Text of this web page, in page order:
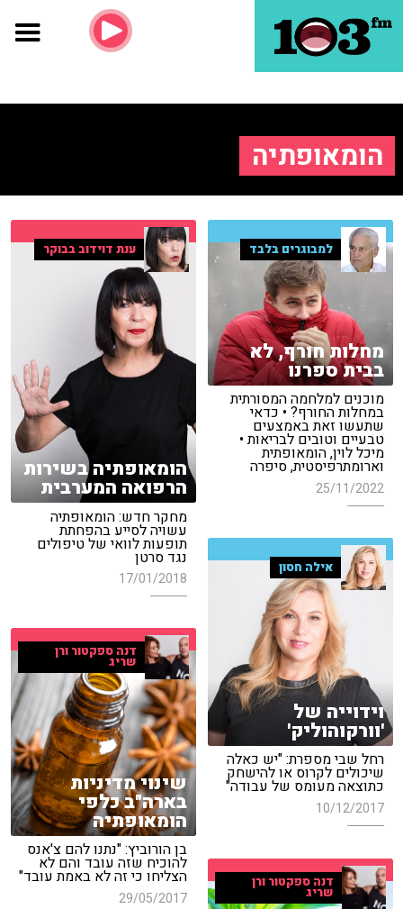
הומאופתיה
למבוגרים בלבד
מחלות חורף, לא
בבית ספרנו
מוכנים למלחמה המסורתית
במחלות החורף? • כדאי
שתעשו זאת באמצעים
טבעיים וטובים לבריאות •
מיכל לוין, הומאופתית
וארומתרפיסטית, סיפרה
25/11/2022
ענת דוידוב בבוקר
הומאופתיה בשירות
הרפואה המערבית
מחקר חדש: הומאופתיה
עשויה לסייע בהפחתת
תופעות לוואי של טיפולים
נגד סרטן
17/01/2018
אילה חסון
וידוייה של
'וורקוהוליק'
רחל שבי מספרת: "יש כאלה
שיכולים לקרוס או להישחק
כתוצאה מעומס של עבודה"
10/12/2017
דנה ספקטור ורן
שריג
שינוי מדיניות
בארה"ב כלפי
הומאופתיה
בן הורוביץ: "נתנו להם צ'אנס
להוכיח שזה עובד והם לא
הצליחו כי זה לא באמת עובד"
29/05/2017
דנה ספקטור ורן
שריג